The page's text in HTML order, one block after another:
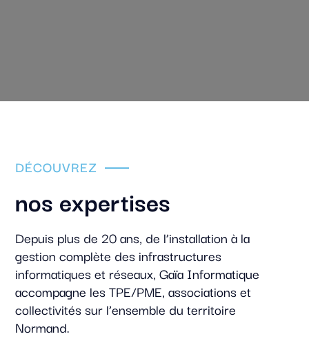
DÉCOUVREZ
nos expertises
Depuis plus de 20 ans, de l’installation à la
gestion complète des infrastructures
informatiques et réseaux, Gaïa Informatique
accompagne les TPE/PME, associations et
collectivités sur l’ensemble du territoire
Normand.